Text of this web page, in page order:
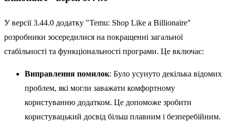
У версії 3.44.0 додатку "Temu: Shop Like a Billionaire"
розробники зосередилися на покращенні загальної
стабільності та функціональності програми. Це включає:
Виправлення помилок: Було усунуто декілька відомих
проблем, які могли заважати комфортному
користуванню додатком. Це допоможе зробити
користувацький досвід більш плавним і безперебійним.